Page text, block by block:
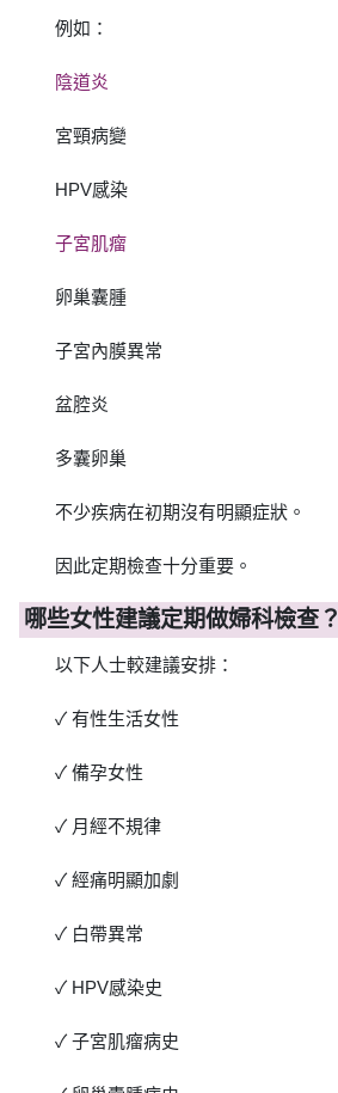
例如：
陰道炎
宮頸病變
HPV感染
子宮肌瘤
卵巢囊腫
子宮內膜異常
盆腔炎
多囊卵巢
不少疾病在初期沒有明顯症狀。
因此定期檢查十分重要。
哪些女性建議定期做婦科檢查？
以下人士較建議安排：
✓ 有性生活女性
✓ 備孕女性
✓ 月經不規律
✓ 經痛明顯加劇
✓ 白帶異常
✓ HPV感染史
✓ 子宮肌瘤病史